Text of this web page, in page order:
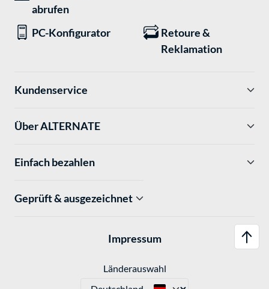
abrufen
PC-Konfigurator
Retoure &
Reklamation
Kundenservice
Über ALTERNATE
Einfach bezahlen
Geprüft & ausgezeichnet
Impressum
Länderauswahl